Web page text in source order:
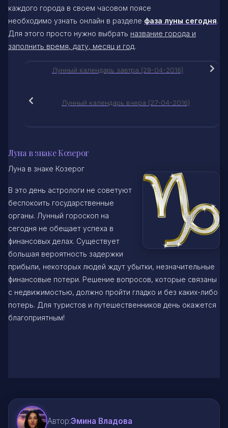
каждого города в своем часовом поясе
необходимо узнать онлайн в разделе фаза луны сегодня.
Для этого просто нужно выбрать название города и
заполнить время, дату, месяц и год.
Лунный календарь завтра (29-04-2016)
Лунный календарь вчера (27-04-2016)
Луна в знаке Козерог
Луна в знаке Козерог
В это день астрологи не советуют
беспокоить государственные
органы. Лунный гороскоп на
сегодня не обещает успеха в
финансовых делах. Существует
большая вероятность задержки
прибыли, некоторых людей ждут убытки, незначительные
финансовые потери. Решение вопросов, которые связаны
с недвижимостью, должно пройти гладко и без каких-либо
потерь. Для туристов и путешественников день окажется
благоприятным!
Автор:Эмина Владова